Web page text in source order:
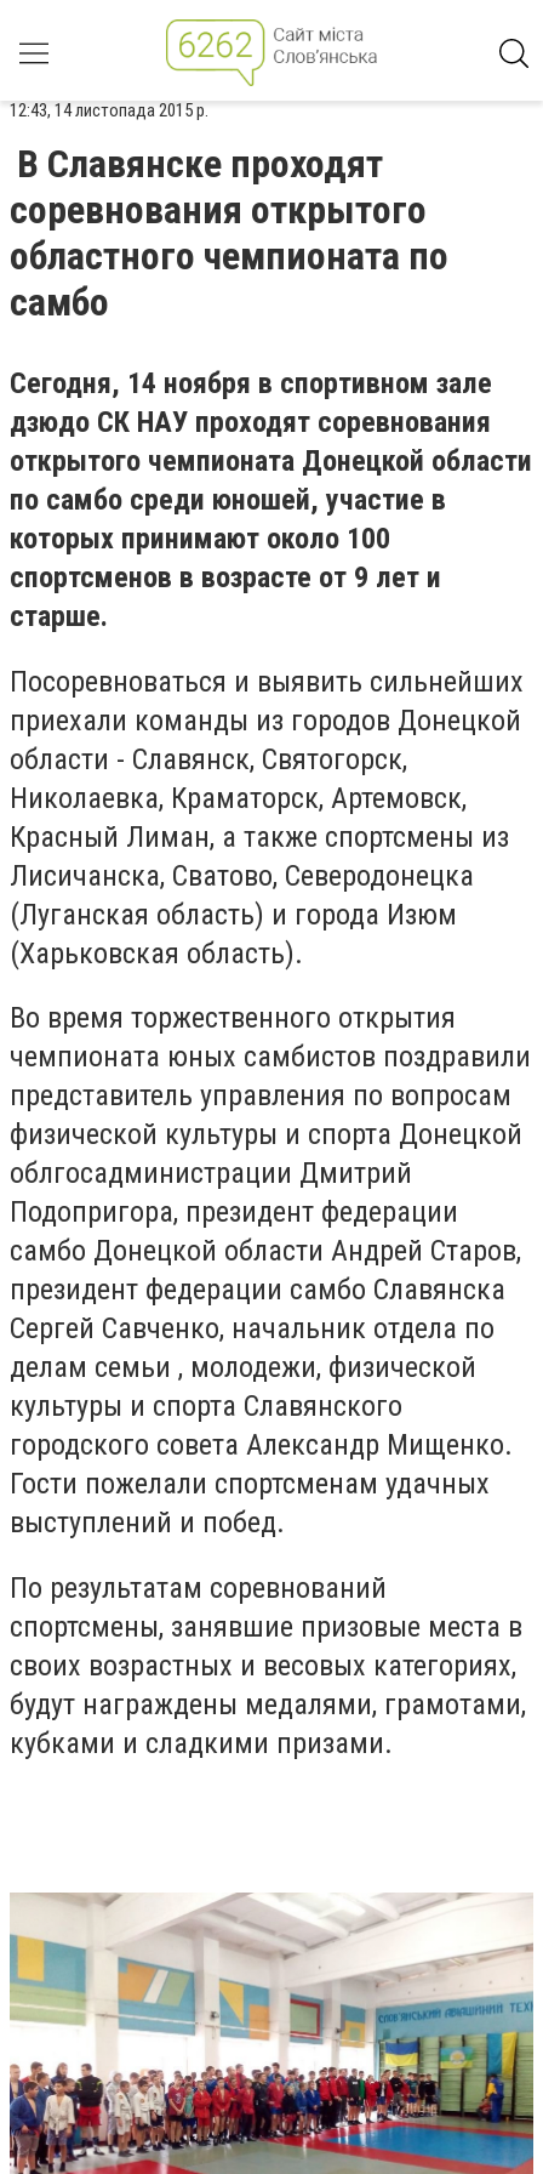
12:43, 14 листопада 2015 р.
В Славянске проходят
соревнования открытого
областного чемпионата по
самбо
Сегодня, 14 ноября в спортивном зале
дзюдо СК НАУ проходят соревнования
открытого чемпионата Донецкой области
по самбо среди юношей, участие в
которых принимают около 100
спортсменов в возрасте от 9 лет и
старше.
Посоревноваться и выявить сильнейших
приехали команды из городов Донецкой
области - Славянск, Святогорск,
Николаевка, Краматорск, Артемовск,
Красный Лиман, а также спортсмены из
Лисичанска, Сватово, Северодонецка
(Луганская область) и города Изюм
(Харьковская область).
Во время торжественного открытия
чемпионата юных самбистов поздравили
представитель управления по вопросам
физической культуры и спорта Донецкой
облгосадминистрации Дмитрий
Подопригора, президент федерации
самбо Донецкой области Андрей Старов,
президент федерации самбо Славянска
Сергей Савченко, начальник отдела по
делам семьи , молодежи, физической
культуры и спорта Славянского
городского совета Александр Мищенко.
Гости пожелали спортсменам удачных
выступлений и побед.
По результатам соревнований
спортсмены, занявшие призовые места в
своих возрастных и весовых категориях,
будут награждены медалями, грамотами,
кубками и сладкими призами.